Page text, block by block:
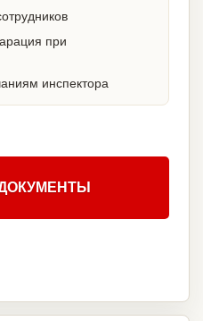
при
инспектора